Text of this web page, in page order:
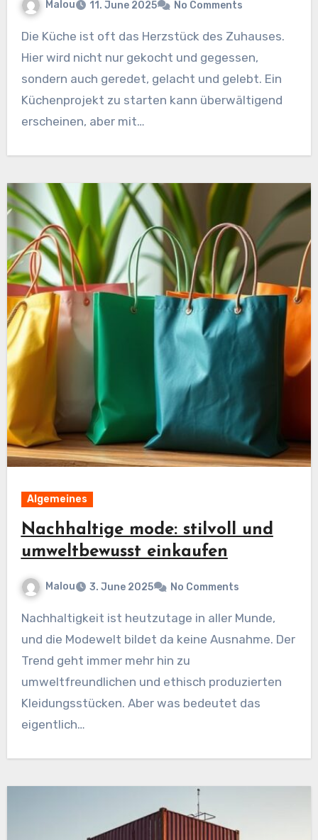
Malou 11. June 2025 No Comments
Die Küche ist oft das Herzstück des Zuhauses.
Hier wird nicht nur gekocht und gegessen,
sondern auch geredet, gelacht und gelebt. Ein
Küchenprojekt zu starten kann überwältigend
erscheinen, aber mit…
Algemeines
Nachhaltige mode: stilvoll und
umweltbewusst einkaufen
Malou 3. June 2025 No Comments
Nachhaltigkeit ist heutzutage in aller Munde,
und die Modewelt bildet da keine Ausnahme. Der
Trend geht immer mehr hin zu
umweltfreundlichen und ethisch produzierten
Kleidungsstücken. Aber was bedeutet das
eigentlich…